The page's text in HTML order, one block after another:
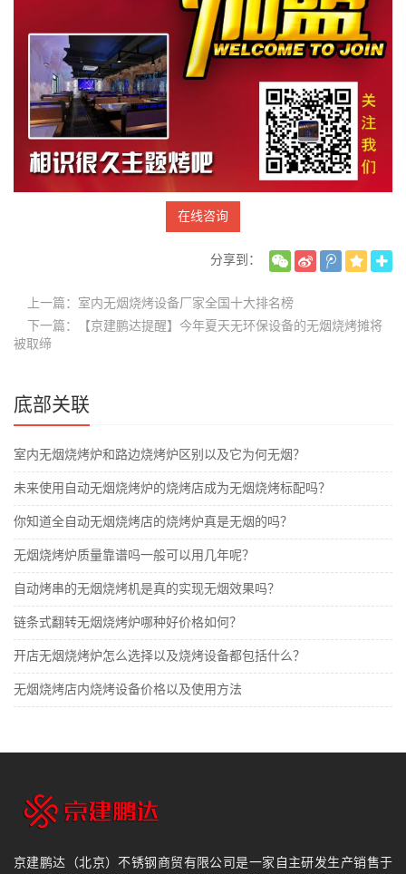
在线咨询
分享到：
上一篇：室内无烟烧烤设备厂家全国十大排名榜
下一篇：【京建鹏达提醒】今年夏天无环保设备的无烟烧烤摊将
被取缔
底部关联
室内无烟烧烤炉和路边烧烤炉区别以及它为何无烟？
未来使用自动无烟烧烤炉的烧烤店成为无烟烧烤标配吗？
你知道全自动无烟烧烤店的烧烤炉真是无烟的吗？
无烟烧烤炉质量靠谱吗一般可以用几年呢？
自动烤串的无烟烧烤机是真的实现无烟效果吗？
​链条式翻转无烟烧烤炉哪种好价格如何？
开店无烟烧烤炉怎么选择以及烧烤设备都包括什么？
无烟烧烤店内烧烤设备价格以及使用方法
京建鹏达（北京）不锈钢商贸有限公司是一家自主研发生产销售于